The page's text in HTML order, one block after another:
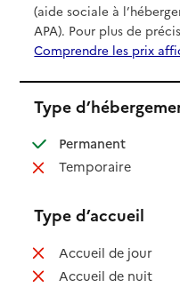
(aide sociale à
APA). Pour plus de
Comprendre les prix
Type
Permanent: disponible
Temporaire
: non
Type d’accueil
Accueil de jour
: non
Accueil de nuit
: non